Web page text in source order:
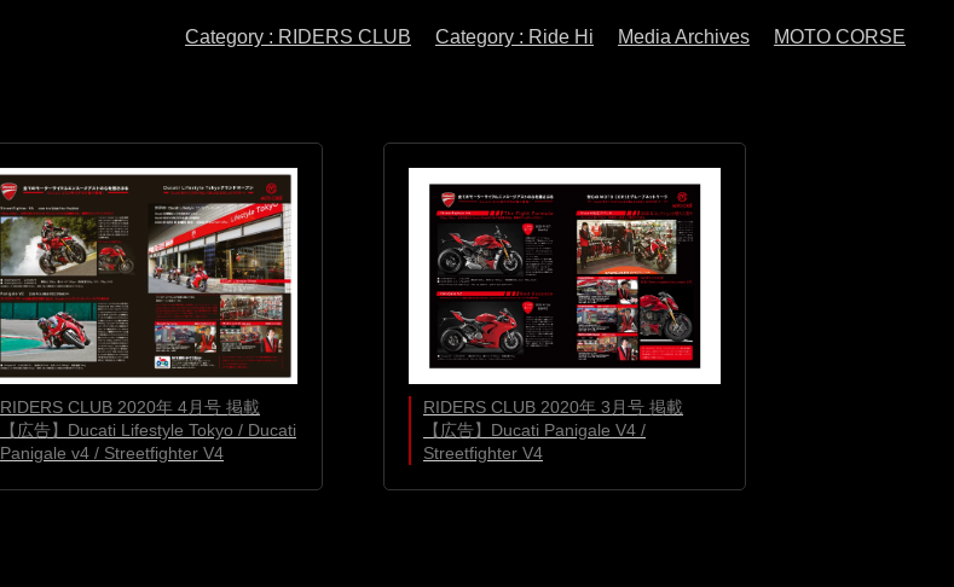
Category : RIDERS CLUB Category : Ride Hi Media Archives MOTO CORSE
RIDERS CLUB 2020年 4月号 掲載
【広告】Ducati Lifestyle Tokyo / Ducati
Panigale v4 / Streetfighter V4
RIDERS CLUB 2020年 3月号 掲載
【広告】Ducati Panigale V4 /
Streetfighter V4